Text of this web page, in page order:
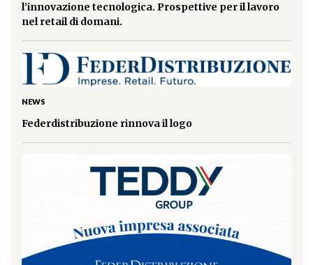
l’innovazione tecnologica. Prospettive per il lavoro
nel retail di domani.
NEWS
Federdistribuzione rinnova il logo